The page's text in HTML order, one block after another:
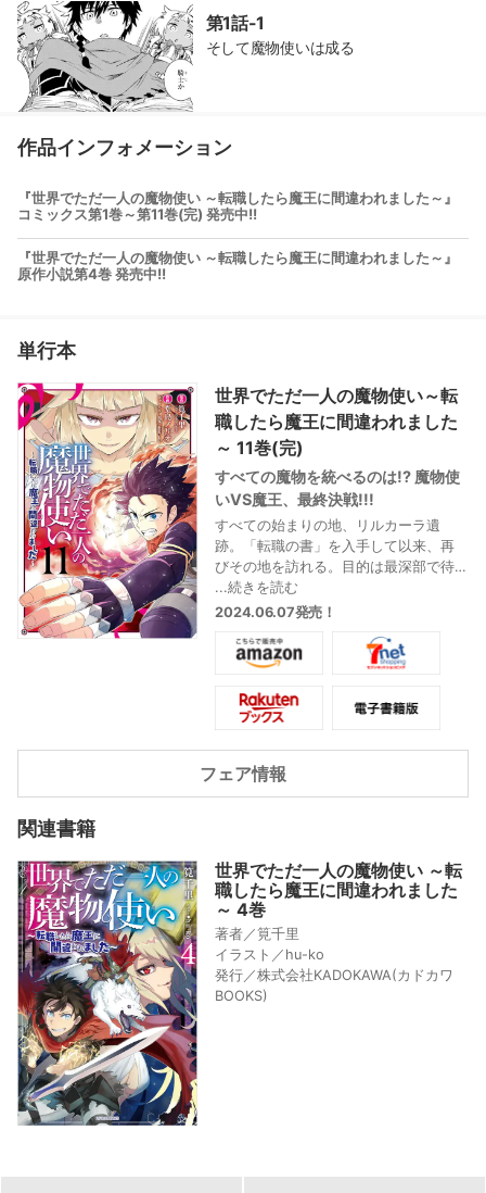
第1話-1
そして魔物使いは成る
作品インフォメーション
『世界でただ一人の魔物使い ～転職したら魔王に間違われました～』
コミックス第1巻～第11巻(完) 発売中!!
『世界でただ一人の魔物使い ～転職したら魔王に間違われました～』
原作小説第4巻 発売中!!
単行本
世界でただ一人の魔物使い～転
職したら魔王に間違われました
～ 11巻(完)
すべての魔物を統べるのは!? 魔物使
いVS魔王、最終決戦!!!
すべての始まりの地、リルカーラ遺
跡。「転職の書」を入手して以来、再
びその地を訪れる。目的は最深部で待
ち構える魔王リルカーラと囚われたル
リ。魔王と魔物使い、最終決戦の行方
は!!?
...続きを読む
2024.06.07発売！
フェア情報
関連書籍
世界でただ一人の魔物使い ～転
職したら魔王に間違われました
～ 4巻
著者／筧千里
イラスト／hu-ko
発行／株式会社KADOKAWA(カドカワ
BOOKS)